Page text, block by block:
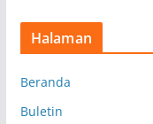
Halaman
Beranda
Buletin